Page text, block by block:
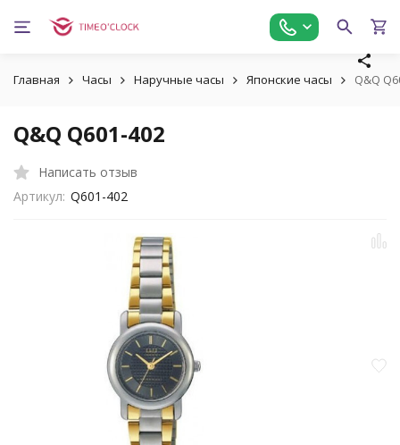
Главная Часы Наручные часы Японские часы Q&Q
Q&Q Q601-402
Написать отзыв
Артикул: Q601-402